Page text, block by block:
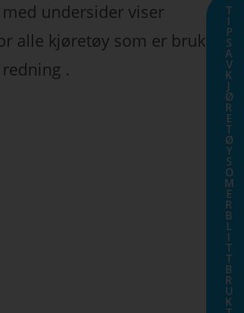
undersider viser
alle kjøretøy som er brukt i
.
T
I
P
S
A
V
K
J
Ø
R
E
T
Ø
Y
S
O
M
E
R
B
L
I
T
T
B
R
U
K